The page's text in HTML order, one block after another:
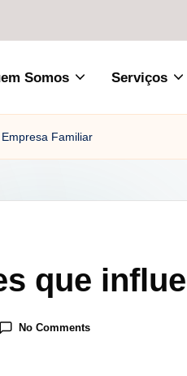
Somos Serviços
Familiar
que
No Comments